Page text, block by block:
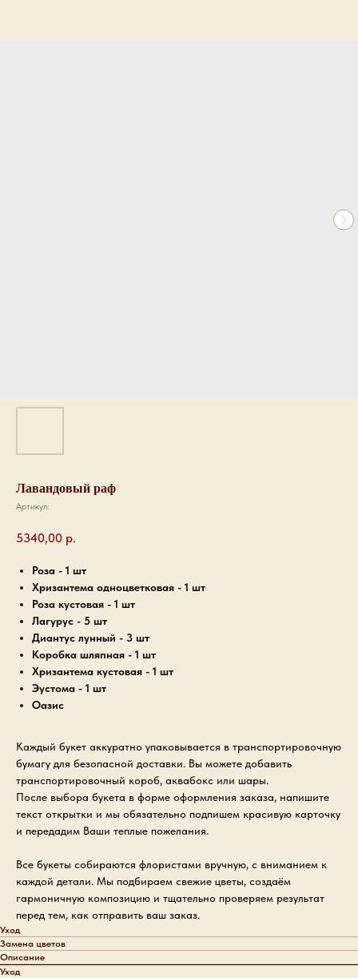
Лавандовый раф
Артикул:
5340,00 р.
Роза - 1 шт
Хризантема одноцветковая - 1 шт
Роза кустовая - 1 шт
Лагурус - 5 шт
Диантус лунный - 3 шт
Коробка шляпная - 1 шт
Хризантема кустовая - 1 шт
Эустома - 1 шт
Оазис
Каждый букет аккуратно упаковывается в транспортировочную
бумагу для безопасной доставки. Вы можете добавить
транспортировочный короб, аквабокс или шары.
После выбора букета в форме оформления заказа, напишите
текст открытки и мы обязательно подпишем красивую карточку
и передадим Ваши теплые пожелания.
Все букеты собираются флористами вручную, с вниманием к
каждой детали. Мы подбираем свежие цветы, создаём
гармоничную композицию и тщательно проверяем результат
перед тем, как отправить ваш заказ.
Уход
Замена цветов
Описание
Уход